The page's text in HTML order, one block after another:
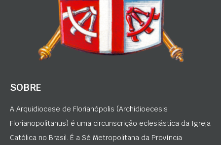
SOBRE
A Arquidiocese de Florianópolis (Archidioecesis
Florianopolitanus) é uma circunscrição eclesiástica da Igreja
Católica no Brasil. É a Sé Metropolitana da Província